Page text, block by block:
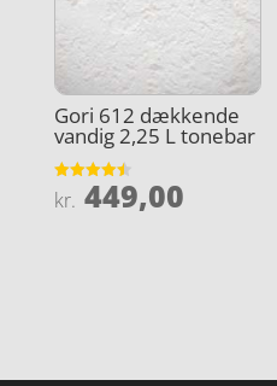
Gori 612 dækkende
vandig 2,25 L tonebar
Vurderet
4.5
kr. 449,00